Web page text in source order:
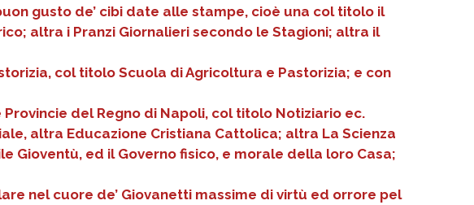
gusto de’ cibi date alle stampe, cioè una col titolo il
altra i Pranzi Giornalieri secondo le Stagioni; altra il
col titolo Scuola di Agricoltura e Pastorizia; e con
del Regno di Napoli, col titolo Notiziario ec.
altra Educazione Cristiana Cattolica; altra La Scienza
Gioventù, ed il Governo fisico, e morale della loro Casa;
nel cuore de’ Giovanetti massime di virtù ed orrore pel